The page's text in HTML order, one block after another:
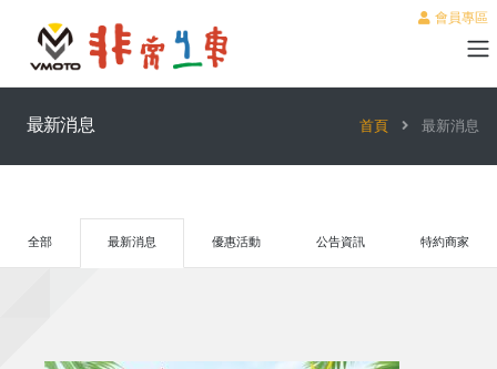
會員專區
最新消息 首頁 最新消息
全部 最新消息 優惠活動 公告資訊 特約商家